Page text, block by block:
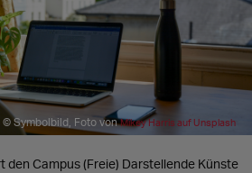
© Symbolbild, Foto vonMikey Harris auf Unsplash
den Campus (Freie) Darstellende Künste